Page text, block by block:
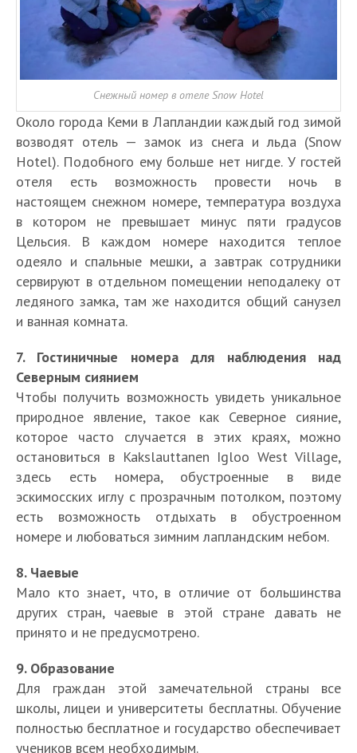
Снежный номер в отеле Snow Hotel
Около города Кеми в Лапландии каждый год зимой
возводят отель — замок из снега и льда (Snow
Hotel). Подобного ему больше нет нигде. У гостей
отеля есть возможность провести ночь в
настоящем снежном номере, температура воздуха
в котором не превышает минус пяти градусов
Цельсия. В каждом номере находится теплое
одеяло и спальные мешки, а завтрак сотрудники
сервируют в отдельном помещении неподалеку от
ледяного замка, там же находится общий санузел
и ванная комната.
7. Гостиничные номера для наблюдения над
Северным сиянием
Чтобы получить возможность увидеть уникальное
природное явление, такое как Северное сияние,
которое часто случается в этих краях, можно
остановиться в Kakslauttanen Igloo West Village,
здесь есть номера, обустроенные в виде
эскимосских иглу с прозрачным потолком, поэтому
есть возможность отдыхать в обустроенном
номере и любоваться зимним лапландским небом.
8. Чаевые
Мало кто знает, что, в отличие от большинства
других стран, чаевые в этой стране давать не
принято и не предусмотрено.
9. Образование
Для граждан этой замечательной страны все
школы, лицеи и университеты бесплатны. Обучение
полностью бесплатное и государство обеспечивает
учеников всем необходимым.